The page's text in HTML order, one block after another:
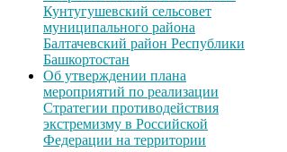
Кунтугушевский сельсовет
муниципального района
Балтачевский район Республики
Башкортостан
Об утверждении плана
мероприятий по реализации
Стратегии противодействия
экстремизму в Российской
Федерации на территории